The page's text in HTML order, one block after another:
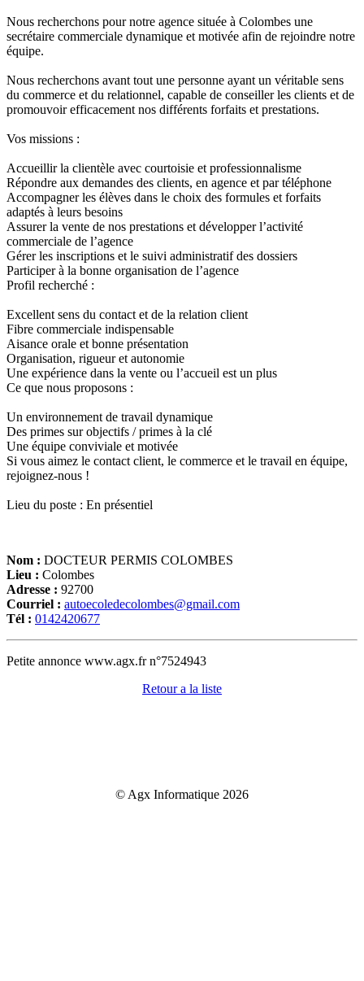
Nous recherchons pour notre agence située à Colombes une
secrétaire commerciale dynamique et motivée afin de rejoindre notre
équipe.
Nous recherchons avant tout une personne ayant un véritable sens
du commerce et du relationnel, capable de conseiller les clients et de
promouvoir efficacement nos différents forfaits et prestations.
Vos missions :
Accueillir la clientèle avec courtoisie et professionnalisme
Répondre aux demandes des clients, en agence et par téléphone
Accompagner les élèves dans le choix des formules et forfaits
adaptés à leurs besoins
Assurer la vente de nos prestations et développer l’activité
commerciale de l’agence
Gérer les inscriptions et le suivi administratif des dossiers
Participer à la bonne organisation de l’agence
Profil recherché :
Excellent sens du contact et de la relation client
Fibre commerciale indispensable
Aisance orale et bonne présentation
Organisation, rigueur et autonomie
Une expérience dans la vente ou l’accueil est un plus
Ce que nous proposons :
Un environnement de travail dynamique
Des primes sur objectifs / primes à la clé
Une équipe conviviale et motivée
Si vous aimez le contact client, le commerce et le travail en équipe,
rejoignez-nous !
Lieu du poste : En présentiel
Nom : DOCTEUR PERMIS COLOMBES
Lieu : Colombes
Adresse : 92700
Courriel : autoecoledecolombes@gmail.com
Tél : 0142420677
Petite annonce www.agx.fr n°7524943
Retour a la liste
© Agx Informatique 2026